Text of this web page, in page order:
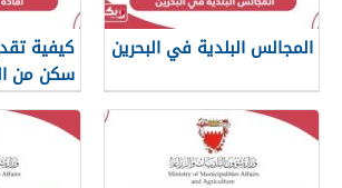
المجالس البلدية في البحرين
كيفية
سكن من